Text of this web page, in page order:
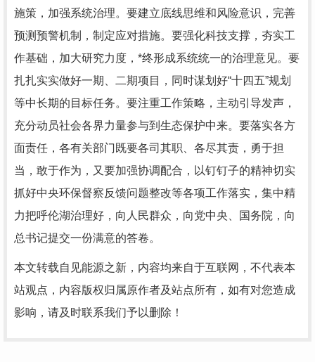
施策，加强系统治理。要建立底线思维和风险意识，完善
预测预警机制，制定应对措施。要强化科技支撑，夯实工
作基础，加大研究力度，*终形成系统统一的治理意见。要
扎扎实实做好一期、二期项目，同时谋划好“十四五”规划
等中长期的目标任务。要注重工作策略，主动引导发声，
充分动员社会各界力量参与到生态保护中来。要落实各方
面责任，各有关部门既要各司其职、各尽其责，勇于担
当，敢于作为，又要加强协调配合，以钉钉子的精神切实
抓好中央环保督察反馈问题整改等各项工作落实，集中精
力把呼伦湖治理好，向人民群众，向党中央、国务院，向
总书记提交一份满意的答卷。
本文转载自见能源之新，内容均来自于互联网，不代表本
站观点，内容版权归属原作者及站点所有，如有对您造成
影响，请及时联系我们予以删除！